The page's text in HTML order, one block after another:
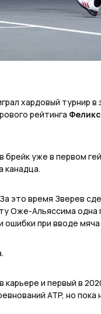
хардовый турнир в
рейтинга
брейк уже в первом
канадца.
это время Зверев
Оже-Альяссима одна
при вводе мяча
карьере и первый в
ATP, но пока